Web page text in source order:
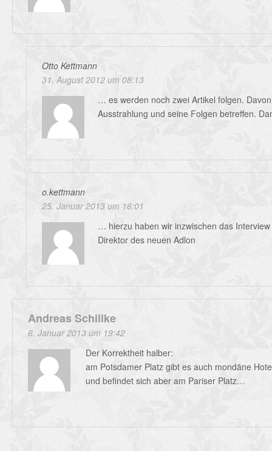
Otto Kettmann
31. August 2012 um 08:13
… es werden noch zwei Artikel folgen.
Ausstrahlung und seine Folgen betreffen.
o.kettmann
25. Januar 2013 um 16:01
… hierzu haben wir inzwischen das
Direktor des neuen Adlon
Andreas Schillke
6. Januar 2013 um 19:42
Der Korrektheit halber:
am Potsdamer Platz gibt es auch mondäne
und befindet sich aber am Pariser Platz…